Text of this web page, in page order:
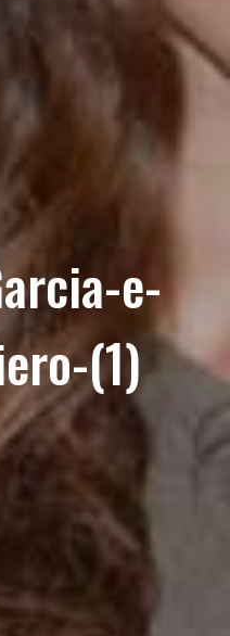
e-
(1)